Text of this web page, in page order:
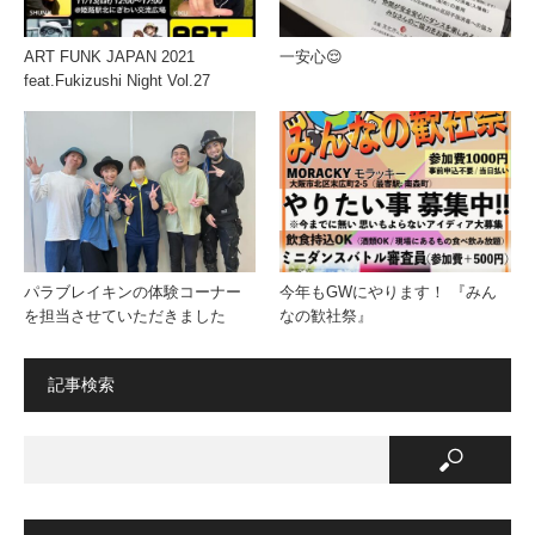
ART FUNK JAPAN 2021
feat.Fukizushi Night Vol.27
一安心😌
パラブレイキンの体験コーナー
を担当させていただきました
今年もGWにやります！ 『みん
なの歓社祭』
記事検索